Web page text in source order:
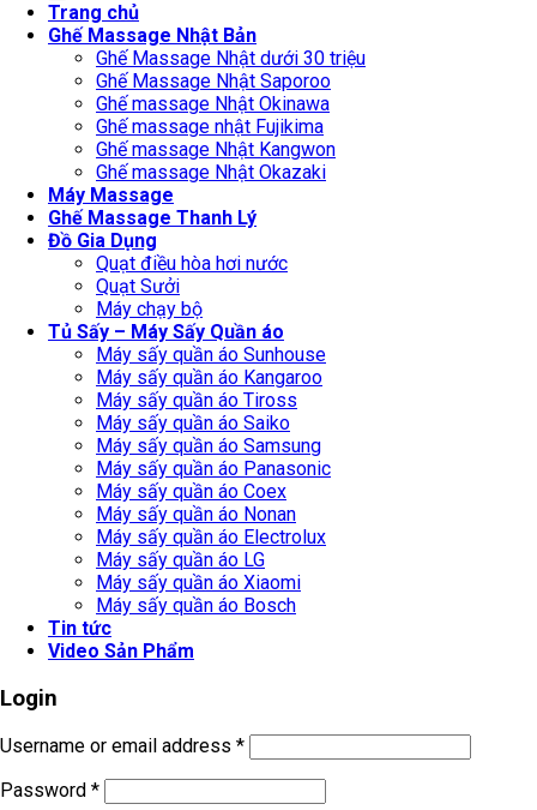
Trang chủ
Ghế Massage Nhật Bản
Ghế Massage Nhật dưới 30 triệu
Ghế Massage Nhật Saporoo
Ghế massage Nhật Okinawa
Ghế massage nhật Fujikima
Ghế massage Nhật Kangwon
Ghế massage Nhật Okazaki
Máy Massage
Ghế Massage Thanh Lý
Đồ Gia Dụng
Quạt điều hòa hơi nước
Quạt Sưởi
Máy chạy bộ
Tủ Sấy – Máy Sấy Quần áo
Máy sấy quần áo Sunhouse
Máy sấy quần áo Kangaroo
Máy sấy quần áo Tiross
Máy sấy quần áo Saiko
Máy sấy quần áo Samsung
Máy sấy quần áo Panasonic
Máy sấy quần áo Coex
Máy sấy quần áo Nonan
Máy sấy quần áo Electrolux
Máy sấy quần áo LG
Máy sấy quần áo Xiaomi
Máy sấy quần áo Bosch
Tin tức
Video Sản Phẩm
Login
Username or email address *
Password *